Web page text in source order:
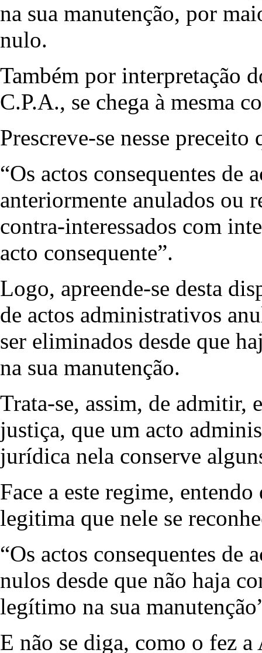
na sua manutenção, por
nulo.
Também por interpretação
C.P.A., se chega à mesma
Prescreve-se nesse preceito
“Os actos consequentes de
anteriormente anulados ou
contra-interessados com
acto consequente”.
Logo, apreende-se desta
de actos administrativos
ser eliminados desde que
na sua manutenção.
Trata-se, assim, de admitir,
justiça, que um acto
jurídica nela conserve
Face a este regime,
legitima que nele se
“Os actos consequentes de
nulos desde que não haja
legítimo na sua
E não se diga, como o fez